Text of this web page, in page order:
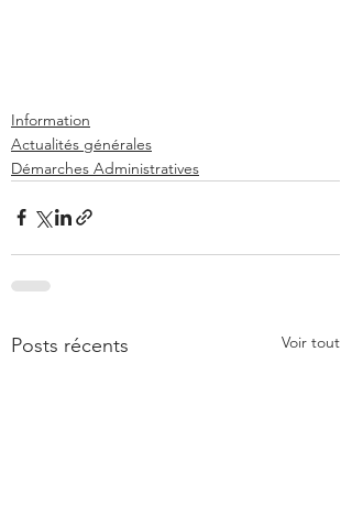
Information
Actualités générales
Démarches Administratives
Posts récents Voir tout